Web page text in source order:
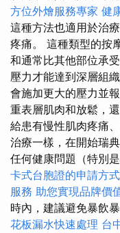
方位外燴服務專家 健
這種方法也適用於治
疼痛。 這種類型的按
和通常比其他部位承
壓力才能達到深層組
會施加更大的壓力並
重表層肌肉和放鬆，
給患有慢性肌肉疼痛
治療一樣，在開始瑞
任何健康問題（特別
卡式台胞證的申請方式
服務 助您實現品牌價
時內，建議避免暴飲
花板漏水快速處理 台